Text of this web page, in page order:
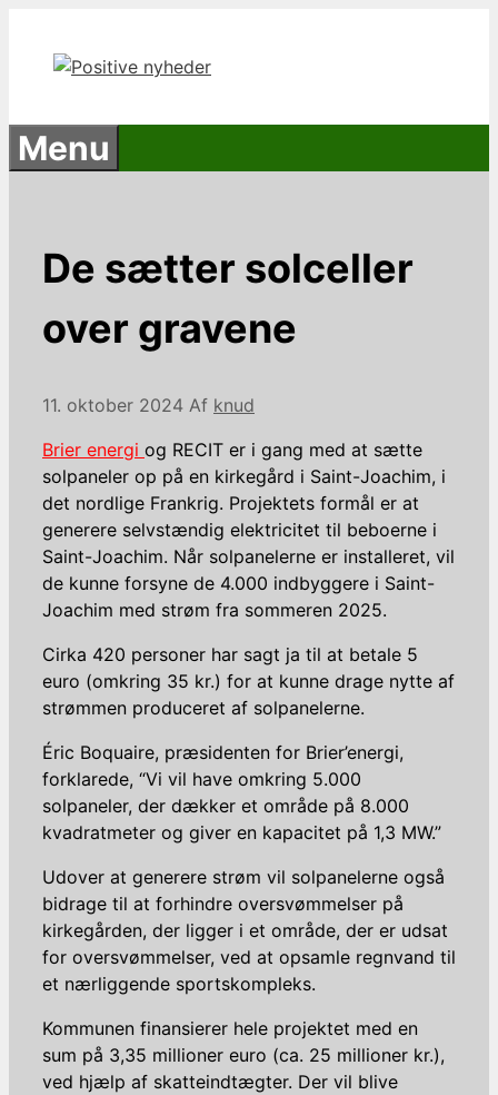
indhold
Menu
De sætter solceller
over gravene
11. oktober 2024 Af knud
Brier energi og RECIT er i gang med at sætte
solpaneler op på en kirkegård i Saint-Joachim, i
det nordlige Frankrig. Projektets formål er at
generere selvstændig elektricitet til beboerne i
Saint-Joachim. Når solpanelerne er installeret, vil
de kunne forsyne de 4.000 indbyggere i Saint-
Joachim med strøm fra sommeren 2025.
Cirka 420 personer har sagt ja til at betale 5
euro (omkring 35 kr.) for at kunne drage nytte af
strømmen produceret af solpanelerne.
Éric Boquaire, præsidenten for Brier’energi,
forklarede, “Vi vil have omkring 5.000
solpaneler, der dækker et område på 8.000
kvadratmeter og giver en kapacitet på 1,3 MW.”
Udover at generere strøm vil solpanelerne også
bidrage til at forhindre oversvømmelser på
kirkegården, der ligger i et område, der er udsat
for oversvømmelser, ved at opsamle regnvand til
et nærliggende sportskompleks.
Kommunen finansierer hele projektet med en
sum på 3,35 millioner euro (ca. 25 millioner kr.),
ved hjælp af skatteindtægter. Der vil blive